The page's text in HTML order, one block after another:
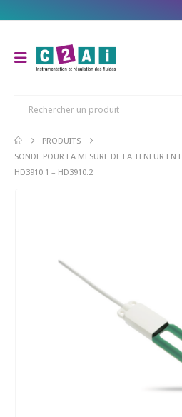
PRODUITS
SONDE POUR LA MESURE DE LA TENEUR
HD3910.1 – HD3910.2